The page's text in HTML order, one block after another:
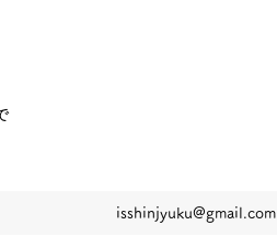
isshinjyuku@gmail.com